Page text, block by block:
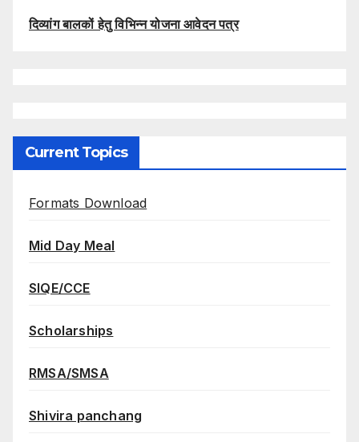
दिव्यांग बालकों हेतु विभिन्न योजना आवेदन पत्र
Current Topics
Formats Download
Mid Day Meal
SIQE/CCE
Scholarships
RMSA/SMSA
Shivira panchang